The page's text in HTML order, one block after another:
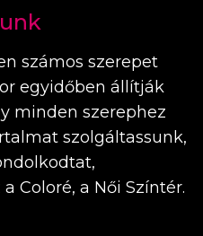
számos szerepet
egyidőben állítják
minden szerephez
szolgáltassunk,
Coloré, a Női Színtér.